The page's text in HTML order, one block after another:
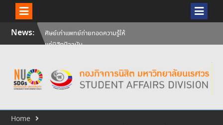
SkipNews:
ศิษย์เก่าแพทย์ถ่ายทอดความรู้ให้
แก่นิสิตปัจจุบัน
นเรศวร ครบรอบ 36 ปี 29
กรกฎาคม 2569
สัมภาษณ์นิสิตเพื่อพิจารณาเข้ารับ
ประจำปีการศึกษา 256
Home